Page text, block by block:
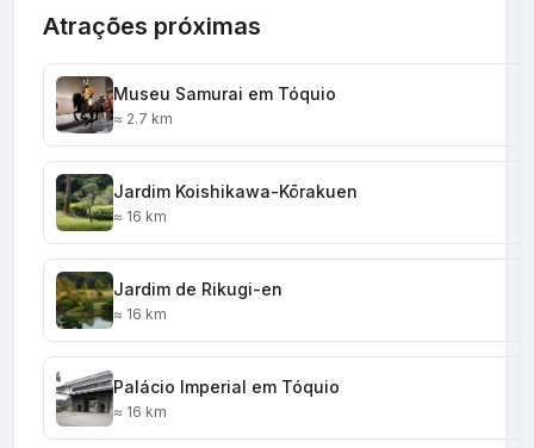
Atrações próximas
Museu Samurai em Tóquio
≈ 2.7 km
Jardim Koishikawa-Kōrakuen
≈ 16 km
Jardim de Rikugi-en
≈ 16 km
Palácio Imperial em Tóquio
≈ 16 km